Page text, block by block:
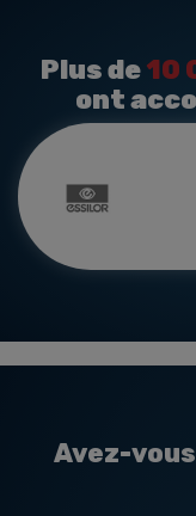
Plus de10
ont
Avez-